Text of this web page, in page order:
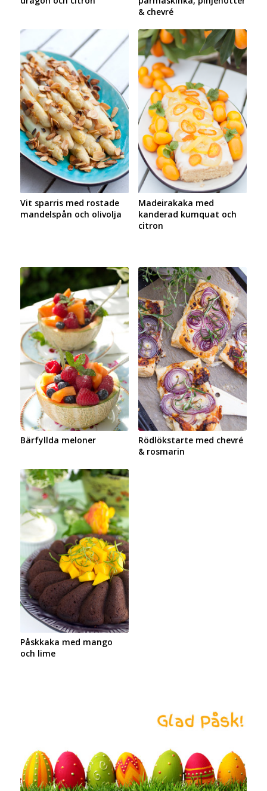
& chevré
Vit sparris med rostade
mandelspån och olivolja
Madeirakaka med
kanderad kumquat och
citron
Bärfyllda meloner
Rödlökstarte med chevré
& rosmarin
Påskkaka med mango
och lime